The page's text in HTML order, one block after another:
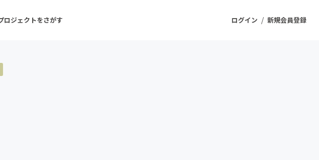
ログイン / 新規会員登録
ロジェクトをさがす